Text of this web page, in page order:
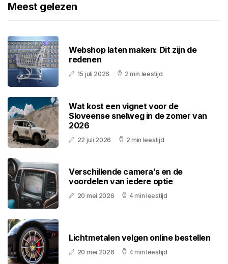
Meest gelezen
Webshop laten maken: Dit zijn de
redenen
15 juli 2026 2 min leestijd
Wat kost een vignet voor de
Sloveense snelweg in de zomer van
2026
22 juli 2026 2 min leestijd
Verschillende camera’s en de
voordelen van iedere optie
20 mei 2026 4 min leestijd
Lichtmetalen velgen online bestellen
20 mei 2026 4 min leestijd